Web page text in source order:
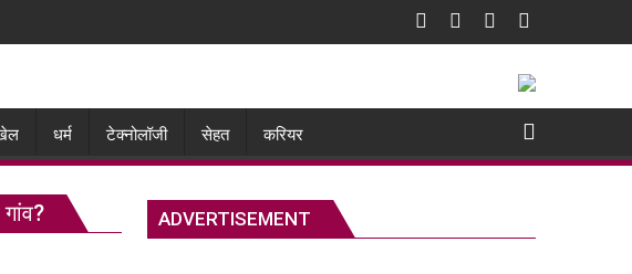
धर्म टेक्नोलॉजी सेहत करियर
ADVERTISEMENT